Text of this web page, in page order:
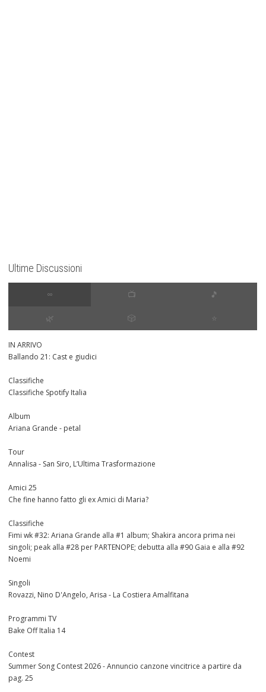
Ultime Discussioni
∞ 📺 🎵
🌿 🎲 ⭐️
IN ARRIVO
Ballando 21: Cast e giudici
Classifiche
Classifiche Spotify Italia
Album
Ariana Grande - petal
Tour
Annalisa - San Siro, L’Ultima Trasformazione
Amici 25
Che fine hanno fatto gli ex Amici di Maria?
Classifiche
Fimi wk #32: Ariana Grande alla #1 album; Shakira ancora prima nei
singoli; peak alla #28 per PARTENOPE; debutta alla #90 Gaia e alla #92
Noemi
Singoli
Rovazzi, Nino D'Angelo, Arisa - La Costiera Amalfitana
Programmi TV
Bake Off Italia 14
Contest
Summer Song Contest 2026 - Annuncio canzone vincitrice a partire da
pag. 25